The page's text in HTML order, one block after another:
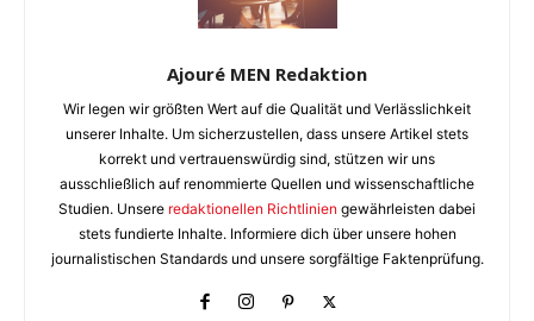
Ajouré MEN Redaktion
Wir legen wir größten Wert auf die Qualität und Verlässlichkeit
unserer Inhalte. Um sicherzustellen, dass unsere Artikel stets
korrekt und vertrauenswürdig sind, stützen wir uns
ausschließlich auf renommierte Quellen und wissenschaftliche
Studien. Unsere redaktionellen Richtlinien gewährleisten dabei
stets fundierte Inhalte. Informiere dich über unsere hohen
journalistischen Standards und unsere sorgfältige Faktenprüfung.